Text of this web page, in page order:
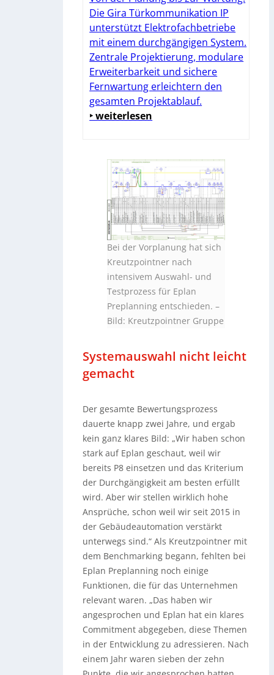
Die Gira Türkommunikation IP
unterstützt Elektrofachbetriebe
mit einem durchgängigen System.
Zentrale Projektierung, modulare
Erweiterbarkeit und sichere
Fernwartung erleichtern den
gesamten Projektablauf.
‣ weiterlesen
Bei der Vorplanung hat sich
Kreutzpointner nach
intensivem Auswahl- und
Testprozess für Eplan
Preplanning entschieden.–
Bild: Kreutzpointner Gruppe
Systemauswahl nicht leicht
gemacht
Der gesamte Bewertungsprozess
dauerte knapp zwei Jahre, und ergab
kein ganz klares Bild: „Wir haben schon
stark auf Eplan geschaut, weil wir
bereits P8 einsetzen und das Kriterium
der Durchgängigkeit am besten erfüllt
wird. Aber wir stellen wirklich hohe
Ansprüche, schon weil wir seit 2015 in
der Gebäudeautomation verstärkt
unterwegs sind.“ Als Kreutzpointner mit
dem Benchmarking begann, fehlten bei
Eplan Preplanning noch einige
Funktionen, die für das Unternehmen
relevant waren. „Das haben wir
angesprochen und Eplan hat ein klares
Commitment abgegeben, diese Themen
in der Entwicklung zu adressieren. Nach
einem Jahr waren sieben der zehn